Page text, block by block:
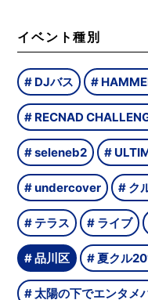
イベント種別
DJバス
RECNAD
seleneb2
undercover ク
テラス ライブ
品川区 夏クル
太陽の下でエンタメ